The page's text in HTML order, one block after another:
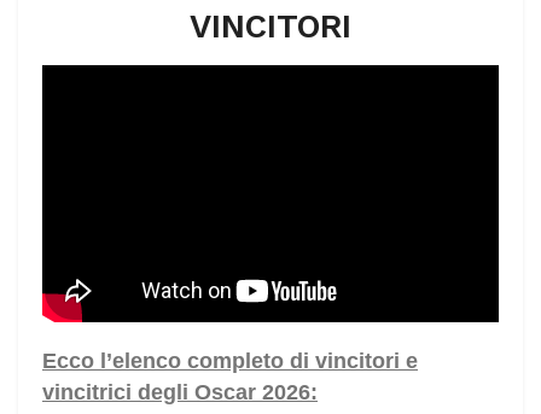
VINCITORI
Ecco l’elenco completo di vincitori e
vincitrici degli Oscar 2026: